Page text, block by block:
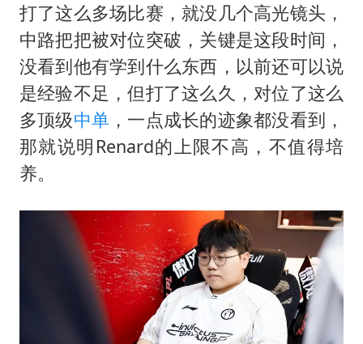
打了这么多场比赛，就没几个高光镜头，
中路把把被对位突破，关键是这段时间，
没看到他有学到什么东西，以前还可以说
是经验不足，但打了这么久，对位了这么
多顶级中单 ，一点成长的迹象都没看到，
那就说明Renard的上限不高，不值得培
养。